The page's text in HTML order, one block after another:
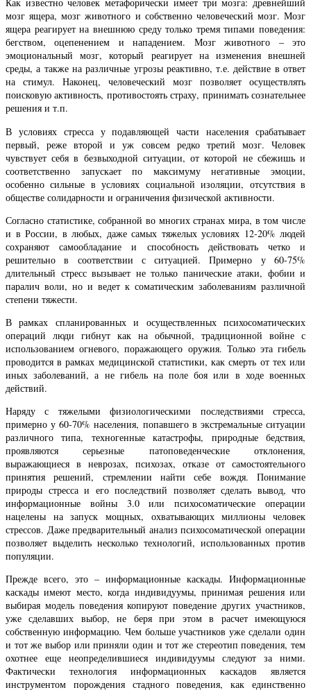
Как известно человек метафорически имеет три мозга: древнейший
мозг ящера, мозг животного и собственно человеческий мозг. Мозг
ящера реагирует на внешнюю среду только тремя типами поведения:
бегством, оцепенением и нападением. Мозг животного – это
эмоциональный мозг, который реагирует на изменения внешней
среды, а также на различные угрозы реактивно, т.е. действие в ответ
на стимул. Наконец, человеческий мозг позволяет осуществлять
поисковую активность, противостоять страху, принимать сознательнее
решения и т.п.
В условиях стресса у подавляющей части населения срабатывает
первый, реже второй и уж совсем редко третий мозг. Человек
чувствует себя в безвыходной ситуации, от которой не сбежишь и
соответственно запускает по максимуму негативные эмоции,
особенно сильные в условиях социальной изоляции, отсутствия в
обществе солидарности и ограничения физической активности.
Согласно статистике, собранной во многих странах мира, в том числе
и в России, в любых, даже самых тяжелых условиях 12-20% людей
сохраняют самообладание и способность действовать четко и
решительно в соответствии с ситуацией. Примерно у 60-75%
длительный стресс вызывает не только панические атаки, фобии и
паралич воли, но и ведет к соматическим заболеваниям различной
степени тяжести.
В рамках спланированных и осуществленных психосоматических
операций люди гибнут как на обычной, традиционной войне с
использованием огневого, поражающего оружия. Только эта гибель
проводится в рамках медицинской статистики, как смерть от тех или
иных заболеваний, а не гибель на поле боя или в ходе военных
действий.
Наряду с тяжелыми физиологическими последствиями стресса,
примерно у 60-70% населения, попавшего в экстремальные ситуации
различного типа, техногенные катастрофы, природные бедствия,
проявляются серьезные патоповеденческие отклонения,
выражающиеся в неврозах, психозах, отказе от самостоятельного
принятия решений, стремлении найти себе вождя. Понимание
природы стресса и его последствий позволяет сделать вывод, что
информационные войны 3.0 или психосоматические операции
нацелены на запуск мощных, охватывающих миллионы человек
стрессов. Даже предварительный анализ психосоматической операции
позволяет выделить несколько технологий, использованных против
популяции.
Прежде всего, это – информационные каскады. Информационные
каскады имеют место, когда индивидуумы, принимая решения или
выбирая модель поведения копируют поведение других участников,
уже сделавших выбор, не беря при этом в расчет имеющуюся
собственную информацию. Чем больше участников уже сделали один
и тот же выбор или приняли один и тот же стереотип поведения, тем
охотнее еще неопределившиеся индивидуумы следуют за ними.
Фактически технология информационных каскадов является
инструментом порождения стадного поведения, как единственно